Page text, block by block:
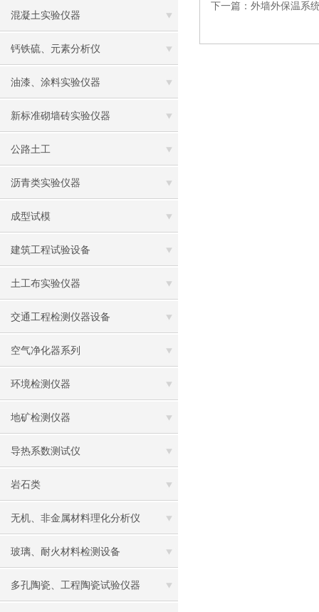
混凝土实验仪器
钙铁硫、元素分析仪
油漆、涂料实验仪器
新标准砌墙砖实验仪器
公路土工
沥青类实验仪器
成型试模
建筑工程试验设备
土工布实验仪器
交通工程检测仪器设备
空气净化器系列
环境检测仪器
地矿检测仪器
导热系数测试仪
岩石类
无机、非金属材料理化分析仪
玻璃、耐火材料检测设备
多孔陶瓷、工程陶瓷试验仪器
下一篇： 外墙外保温系